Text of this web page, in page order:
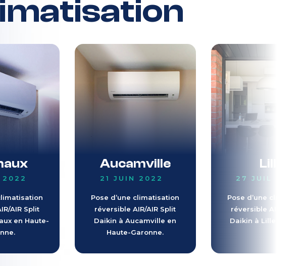
2022
AIR Split
en Haute-
Aucamville
21 JUIN 2022
Pose d’une climatisation
réversible AIR/AIR Split
Daikin à Aucamville en
Haute-Garonne.
Lille
27 JUIL 2022
Pose d’une
réversible AIR/AIR
Daikin à Lille dans